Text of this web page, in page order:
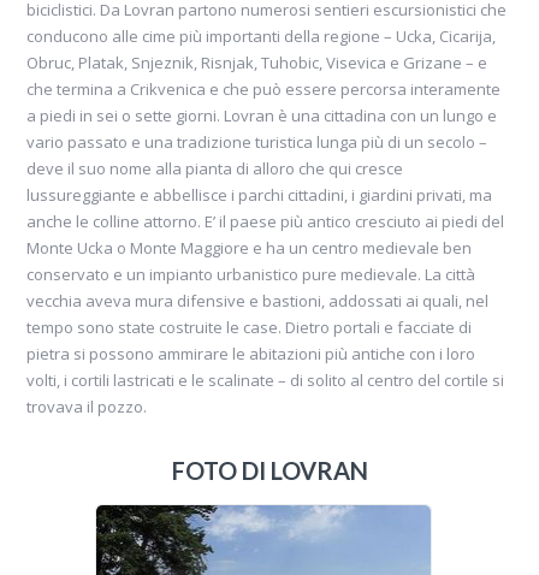
biciclistici. Da Lovran partono numerosi sentieri escursionistici che
conducono alle cime più importanti della regione – Ucka, Cicarija,
Obruc, Platak, Snjeznik, Risnjak, Tuhobic, Visevica e Grizane – e
che termina a Crikvenica e che può essere percorsa interamente
a piedi in sei o sette giorni. Lovran è una cittadina con un lungo e
vario passato e una tradizione turistica lunga più di un secolo –
deve il suo nome alla pianta di alloro che qui cresce
lussureggiante e abbellisce i parchi cittadini, i giardini privati, ma
anche le colline attorno. E’ il paese più antico cresciuto ai piedi del
Monte Ucka o Monte Maggiore e ha un centro medievale ben
conservato e un impianto urbanistico pure medievale. La città
vecchia aveva mura difensive e bastioni, addossati ai quali, nel
tempo sono state costruite le case. Dietro portali e facciate di
pietra si possono ammirare le abitazioni più antiche con i loro
volti, i cortili lastricati e le scalinate – di solito al centro del cortile si
trovava il pozzo.
FOTO DI LOVRAN